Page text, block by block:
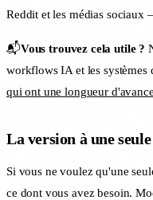
Reddit et les médias sociaux
📬Vous trouvez cela utile ?
workflows IA et les
qui ont une longueur
La version à une
Si vous ne voulez qu'une
ce dont vous avez besoin.